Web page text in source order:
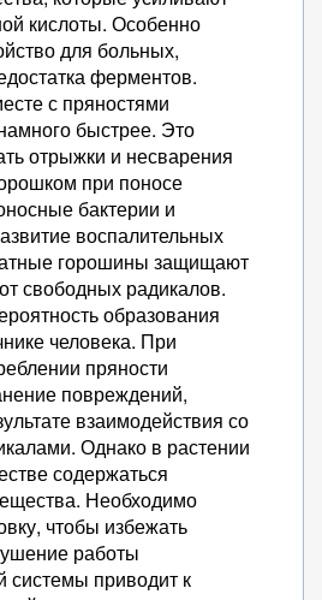
кислоты. Особенно
для больных,
ферментов.
с пряностями
быстрее. Это
отрыжки и несварения
при поносе
бактерии и
воспалительных
горошины защищают
свободных радикалов.
образования
человека. При
пряности
повреждений,
взаимодействия со
Однако в растении
содержаться
Необходимо
чтобы избежать
работы
системы приводит к